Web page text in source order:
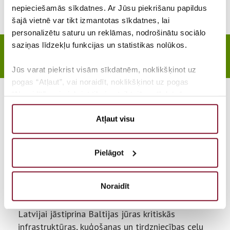
nepieciešamās sīkdatnes. Ar Jūsu piekrišanu papildus
šajā vietnē var tikt izmantotas sīkdatnes, lai
personalizētu saturu un reklāmas, nodrošinātu sociālo
saziņas līdzekļu funkcijas un statistikas nolūkos.
Jūs varat piekrist visām sīkdatnēm, noklikšķinot uz
pogas “Atļaut”, vai noraidīt, noklikšķinot uz pogas
noklikšķinot uz pogas “Ļaut atlasi”. Jūs jebkurā brīdī
varat mainīt to, kādas sīkdatnes ļaujat mums izmantot,
vai atteikties no sīkdatņu izmantošanas, atverot logu
Lai uzzinātu vairāk par mūsu sīkdatņu politiku, lūdzam
Atļaut visu
Pielāgot
Noraidīt
Baltijas jūras drošības infrastruktūras
Konstantins Zaicevs
Zemgales vēlēšanu apgabals
Latvijai jāstiprina Baltijas jūras kritiskās
infrastruktūras, kuģošanas un tirdzniecības ceļu